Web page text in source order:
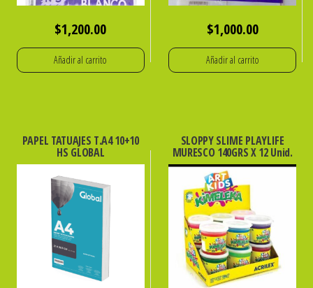
$1,200.00
Añadir al carrito
$1,000.00
Añadir al carrito
PAPEL TATUAJES T.A4 10+10
HS GLOBAL
SLOPPY SLIME PLAYLIFE
MURESCO 140GRS X 12 Unid.